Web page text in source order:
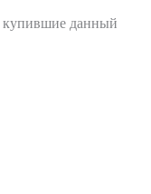
купившие данный